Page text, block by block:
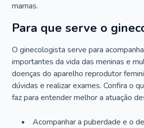
mamas.
Para que serve o
O ginecologista serve para
importantes da vida das meninas e
doenças do aparelho reprodutor
dúvidas e realizar exames. Confira o
faz para entender melhor a atuação
Acompanhar a puberdade e o